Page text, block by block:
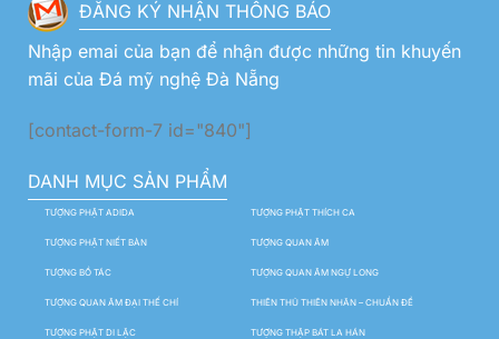
ĐĂNG KÝ NHẬN THÔNG BÁO
Nhập emai của bạn để nhận được những tin khuyến
mãi của Đá mỹ nghệ Đà Nẵng
[contact-form-7 id="840"]
DANH MỤC SẢN PHẨM
TƯỢNG PHẬT ADIDA TƯỢNG PHẬT THÍCH CA
TƯỢNG PHẬT NIẾT BÀN TƯỢNG QUAN ÂM
TƯỢNG BỒ TÁC TƯỢNG QUAN ÂM NGỰ LONG
TƯỢNG QUAN ÂM ĐẠI THẾ CHÍ THIÊN THỦ THIÊN NHÃN – CHUẨN ĐỀ
TƯỢNG PHẬT DI LẶC TƯỢNG THẬP BÁT LA HÁN